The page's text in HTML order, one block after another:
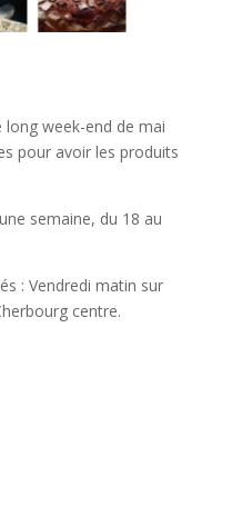
week-end de mai
pour avoir les produits
semaine, du 18 au
: Vendredi matin sur
centre.